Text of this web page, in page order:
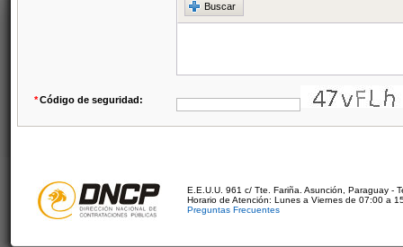
Buscar
*Código de seguridad:
E.E.U.U. 961 c/ Tte. Fariña. Asunción, Paraguay -
Horario de Atención: Lunes a Viernes de 07:00 a
Preguntas Frecuentes